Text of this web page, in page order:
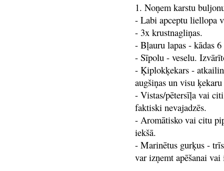
1. Noņem karstu
- Labi apceptu liellopa
- 3x krustnagliņas.
- Bļauru lapas - kādas
- Sīpolu - veselu.
- Ķiplokķekars -
augšiņas un visu
- Vistas/pētersīļa vai
faktiski nevajadzēs.
- Aromātisko vai citu
iekšā.
- Marinētus gurķus -
var izņemt apēšanai vai